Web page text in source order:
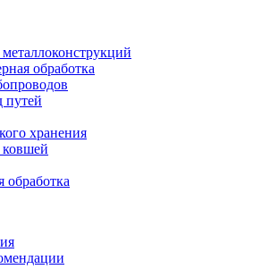
обработка
путей
хранения
ковшей
обработка